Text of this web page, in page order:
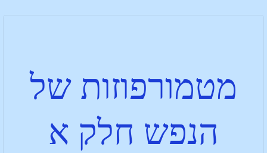
מטמורפוזות של
הנפש חלק א